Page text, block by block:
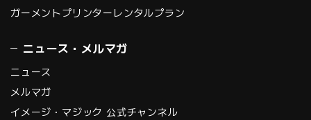
ガーメントプリンターレンタルプラン
ニュース・メルマガ
ニュース
メルマガ
イメージ・マジック 公式チャンネル